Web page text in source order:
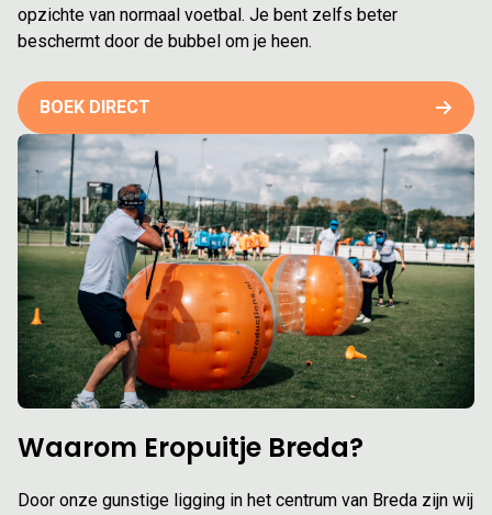
opzichte van normaal voetbal. Je bent zelfs beter
beschermt door de bubbel om je heen.
BOEK DIRECT
Waarom Eropuitje Breda?
Door onze gunstige ligging in het centrum van Breda zijn wij